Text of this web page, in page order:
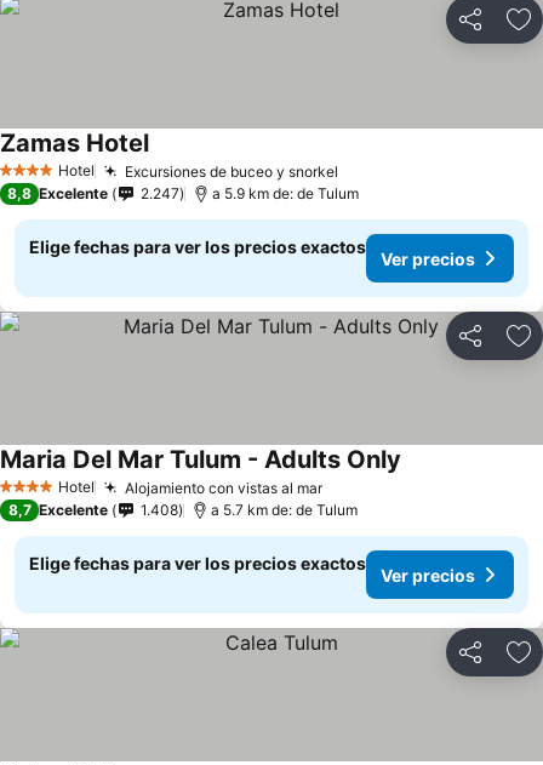
Compartir
4 EstrellasHotel Excursiones de buceo y snorkel
Zamas Hotel
8,8 Excelente 2.247 a 5.9 km de: de Tulum
Elige fechas para ver los precios exactos
Ver precios
Compartir
4 EstrellasHotel Alojamiento con vistas al mar
Maria Del Mar Tulum - Adults Only
8,7 Excelente 1.408 a 5.7 km de: de Tulum
Elige fechas para ver los precios exactos
Ver precios
Compartir